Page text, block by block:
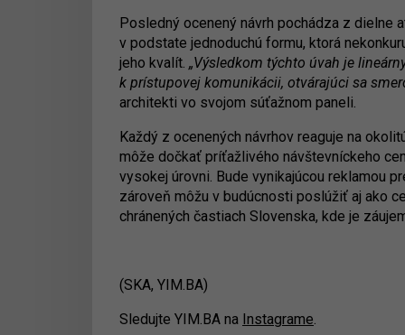
Posledný ocenený návrh pochádza z dielne
v podstate jednoduchú formu, ktorá
jeho kvalít. „Výsledkom týchto úvah je
k prístupovej komunikácii, otvárajúci sa
architekti vo svojom súťažnom paneli.
Každý z ocenených návrhov reaguje na
môže dočkať príťažlivého návštevníckeho
vysokej úrovni. Bude vynikajúcou reklamou
zároveň môžu v budúcnosti poslúžiť aj ako
chránených častiach Slovenska, kde je
(SKA, YIM.BA)
Sledujte YIM.BA na Instagrame